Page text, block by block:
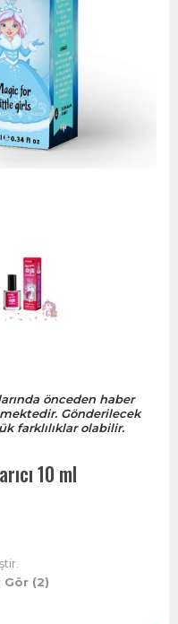
önceden haber
Gönderilecek
farklılıklar olabilir.
10 ml
Gör (2)